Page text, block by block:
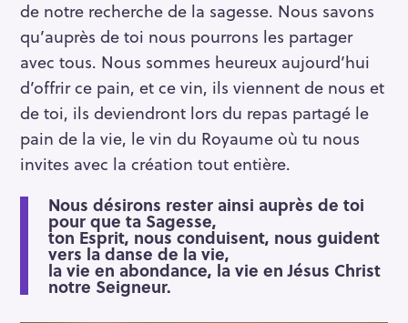
de notre recherche de la sagesse. Nous savons
qu’auprès de toi nous pourrons les partager
avec tous. Nous sommes heureux aujourd’hui
d’offrir ce pain, et ce vin, ils viennent de nous et
de toi, ils deviendront lors du repas partagé le
pain de la vie, le vin du Royaume où tu nous
invites avec la création tout entière.
Nous désirons rester ainsi auprès de toi
pour que ta Sagesse,
ton Esprit, nous conduisent, nous guident
vers la danse de la vie,
la vie en abondance, la vie en Jésus Christ
notre Seigneur.